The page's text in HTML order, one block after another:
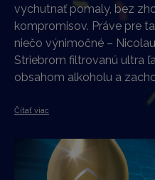
vychutnať pomaly, bez
kompromisov. Práve pre
niečo výnimočné –
Striebrom filtrovanú ultra
obsahom alkoholu a
Čítať viac